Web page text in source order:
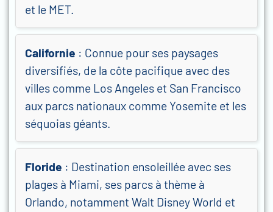
et le MET.
Californie : Connue pour ses paysages
diversifiés, de la côte pacifique avec des
villes comme Los Angeles et San Francisco
aux parcs nationaux comme Yosemite et les
séquoias géants.
Floride : Destination ensoleillée avec ses
plages à Miami, ses parcs à thème à
Orlando, notamment Walt Disney World et